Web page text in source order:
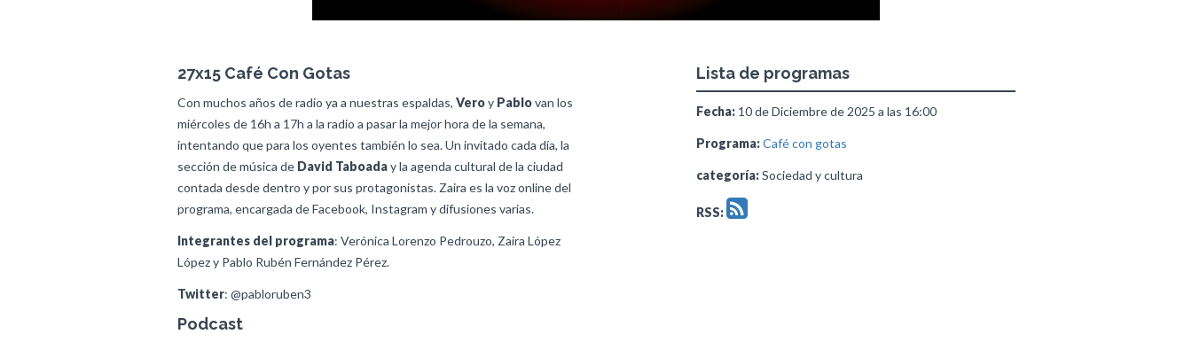
27x15 Café Con Gotas
Con muchos años de radio ya a nuestras espaldas, Veroy Pablovan los
miércoles de 16h a 17h a la radio a pasar la mejor hora de la semana,
intentando que para los oyentes también lo sea. Un invitado cada día, la
sección de música de David Taboaday la agenda cultural de la ciudad
contada desde dentro y por sus protagonistas. Zaira es la voz online del
programa, encargada de Facebook, Instagram y difusiones varias.
Integrantes del programa: Verónica Lorenzo Pedrouzo, Zaira López
López y Pablo Rubén Fernández Pérez.
Twitter: @pabloruben3
Podcast
Lista de programas
Fecha:10 de Diciembre de 2025 a las 16:00
Programa: Café con gotas
categoría:Sociedad y cultura
RSS: